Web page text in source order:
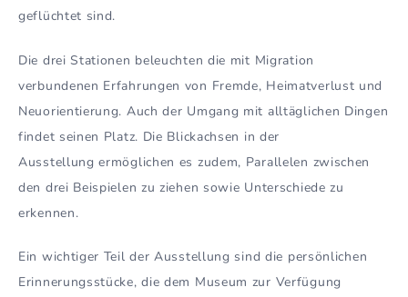
geflüchtet sind.
Die drei Stationen beleuchten die mit Migration
verbundenen Erfahrungen von Fremde, Heimatverlust und
Neuorientierung. Auch der Umgang mit alltäglichen Dingen
findet seinen Platz. Die Blickachsen in der
Ausstellung ermöglichen es zudem, Parallelen zwischen
den drei Beispielen zu ziehen sowie Unterschiede zu
erkennen.
Ein wichtiger Teil der Ausstellung sind die persönlichen
Erinnerungsstücke, die dem Museum zur Verfügung